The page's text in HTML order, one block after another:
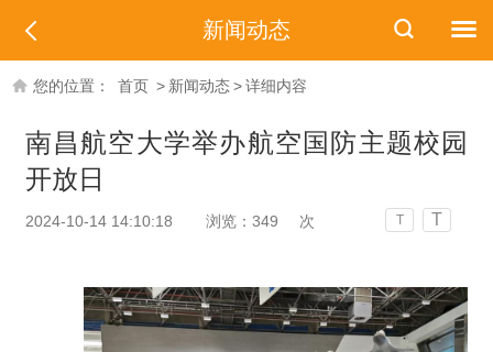
新闻动态
您的位置： 首页 > 新闻动态>详细内容
南昌航空大学举办航空国防主题校园
开放日
2024-10-14 14:10:18 浏览： 349 次 T T